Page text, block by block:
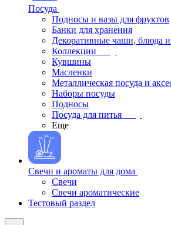
Посуда
Подносы и вазы для фруктов
Банки для хранения
Декоративные чаши, блюда и
Коллекции
Кувшины
Масленки
Металлическая посуда и
Наборы посуды
Подносы
Посуда для питья
Еще
Свечи и ароматы для дома
Свечи
Свечи ароматические
Тестовый раздел